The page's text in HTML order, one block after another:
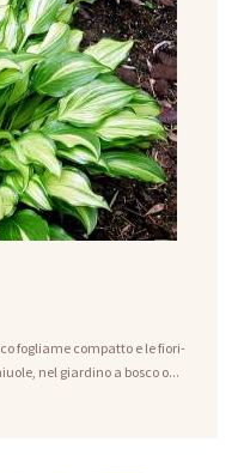
fogliame compatto e le fiori-
nel giardino a bosco o...